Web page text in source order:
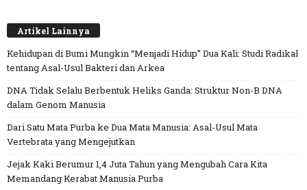
Artikel Lainnya
Kehidupan di Bumi Mungkin “Menjadi Hidup” Dua Kali: Studi Radikal
tentang Asal-Usul Bakteri dan Arkea
DNA Tidak Selalu Berbentuk Heliks Ganda: Struktur Non-B DNA
dalam Genom Manusia
Dari Satu Mata Purba ke Dua Mata Manusia: Asal-Usul Mata
Vertebrata yang Mengejutkan
Jejak Kaki Berumur 1,4 Juta Tahun yang Mengubah Cara Kita
Memandang Kerabat Manusia Purba